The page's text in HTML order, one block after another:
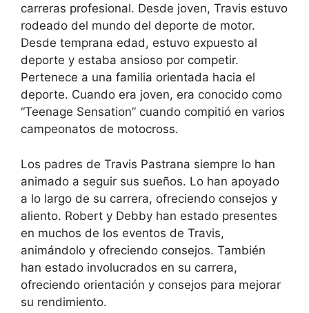
carreras profesional. Desde joven, Travis estuvo
rodeado del mundo del deporte de motor.
Desde temprana edad, estuvo expuesto al
deporte y estaba ansioso por competir.
Pertenece a una familia orientada hacia el
deporte. Cuando era joven, era conocido como
“Teenage Sensation” cuando compitió en varios
campeonatos de motocross.
Los padres de Travis Pastrana siempre lo han
animado a seguir sus sueños. Lo han apoyado
a lo largo de su carrera, ofreciendo consejos y
aliento. Robert y Debby han estado presentes
en muchos de los eventos de Travis,
animándolo y ofreciendo consejos. También
han estado involucrados en su carrera,
ofreciendo orientación y consejos para mejorar
su rendimiento.